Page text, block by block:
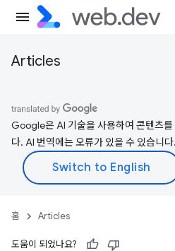
Articles
Google은 AI 기술을 사용하여 콘텐츠를
다. AI 번역에는 오류가 있을 수 있습니다.
홈 Articles
도움이 되었나요?